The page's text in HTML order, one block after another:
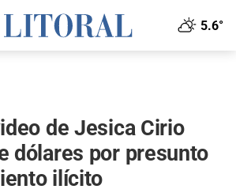
5.6°
de Jesica Cirio
dólares por presunto
ilícito